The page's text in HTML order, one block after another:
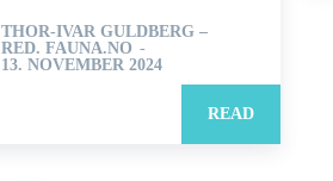
THOR-IVAR GULDBERG –
RED. FAUNA.NO -
13. NOVEMBER 2024
READ